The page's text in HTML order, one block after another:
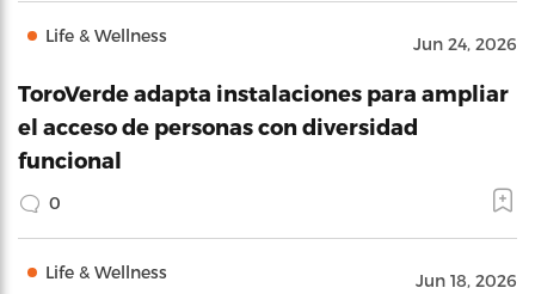
Life & Wellness Jun 24, 2026
ToroVerde adapta instalaciones para ampliar
el acceso de personas con diversidad
funcional
0
Life & Wellness Jun 18, 2026